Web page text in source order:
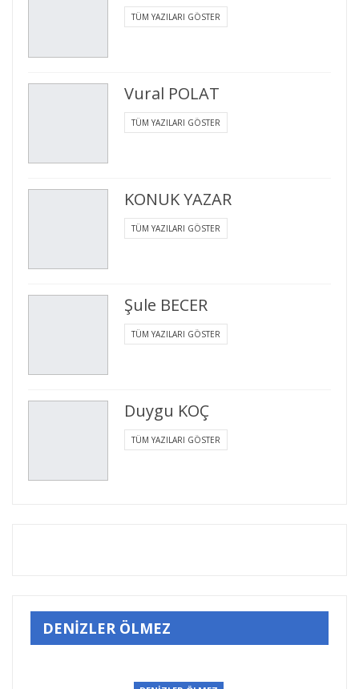
TÜM YAZILARI GÖSTER
Vural POLAT
TÜM YAZILARI GÖSTER
KONUK YAZAR
TÜM YAZILARI GÖSTER
Şule BECER
TÜM YAZILARI GÖSTER
Duygu KOÇ
TÜM YAZILARI GÖSTER
DENİZLER ÖLMEZ